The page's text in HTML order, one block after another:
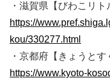
・滋賀県【びわこリト
https://
kou/330277.html
・京都府【きょうとす
https://www.kyoto-